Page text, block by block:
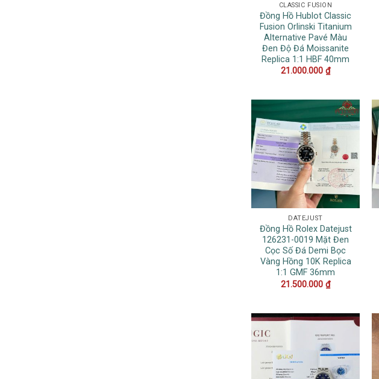
CLASSIC FUSION
Đồng Hồ Hublot Classic
Fusion Orlinski Titanium
Alternative Pavé Màu
Đen Độ Đá Moissanite
Replica 1:1 HBF 40mm
21.000.000 ₫
DATEJUST
Đồng Hồ Rolex Datejust
126231-0019 Mặt Đen
Cọc Số Đá Demi Bọc
Vàng Hồng 10K Replica
1:1 GMF 36mm
21.500.000 ₫